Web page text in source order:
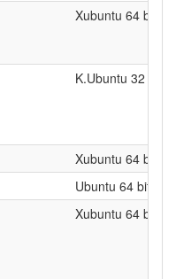
Xubuntu 64 bits
K.Ubuntu 32 bits
Xubuntu 64 bits
Ubuntu 64 bits
Xubuntu 64 bits